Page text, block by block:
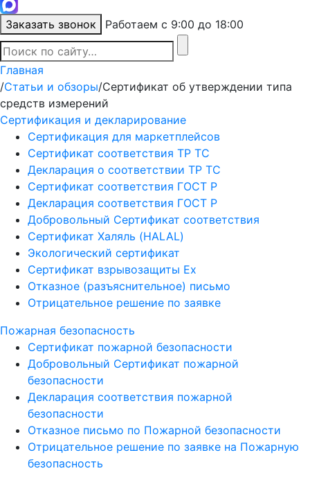
Заказать звонок Работаем с 9:00 до 18:00
Главная
/Статьи и обзоры/Сертификат об утверждении типа
средств измерений
Сертификация и декларирование
Сертификация для маркетплейсов
Сертификат соответствия ТР ТС
Декларация о соответствии ТР ТС
Сертификат соответствия ГОСТ Р
Декларация соответствия ГОСТ Р
Добровольный Сертификат соответствия
Сертификат Халяль (HALAL)
Экологический сертификат
Сертификат взрывозащиты Ех
Отказное (разъяснительное) письмо
Отрицательное решение по заявке
Пожарная безопасность
Сертификат пожарной безопасности
Добровольный Сертификат пожарной
безопасности
Декларация соответствия пожарной
безопасности
Отказное письмо по Пожарной безопасности
Отрицательное решение по заявке на Пожарную
безопасность